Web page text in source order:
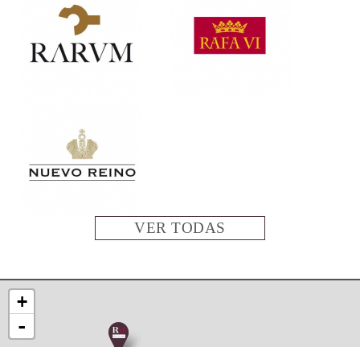
VER TODAS
+
-